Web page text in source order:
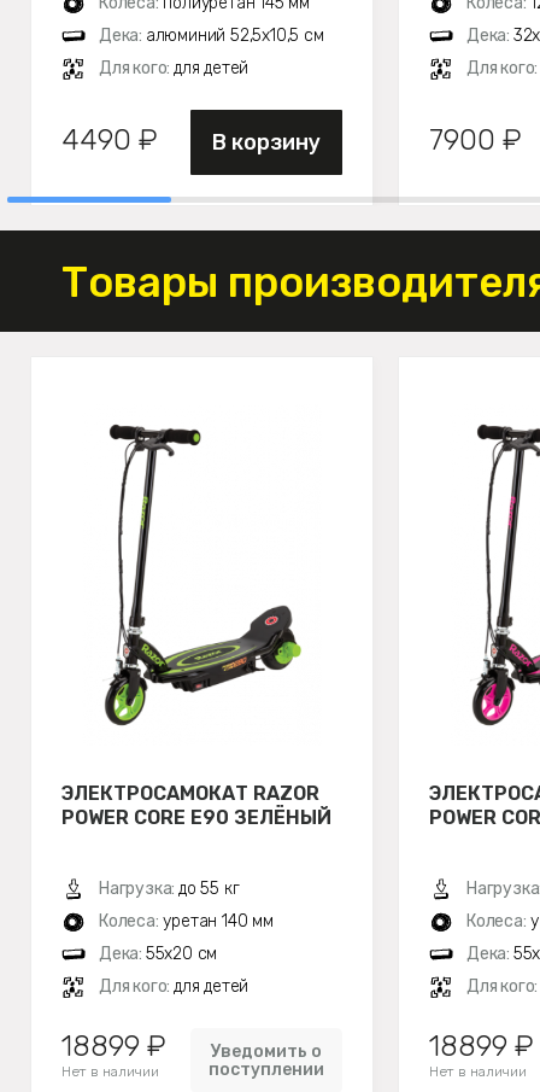
Дека: алюминий 52,5х10,5 см
Для кого: для детей
4490 ₽ В корзину
Дека:
Для кого:
7900 ₽
Товары
ЭЛЕКТРОСАМОКАТ RAZOR
POWER CORE E90 ЗЕЛЁНЫЙ
Нагрузка: до 55 кг
Колеса: уретан 140 мм
Дека: 55х20 см
Для кого: для детей
18899 ₽
Нет в наличии
Уведомить о
поступлении
POWER
Колеса:
Дека:
Для кого:
18899 ₽
Нет в наличии